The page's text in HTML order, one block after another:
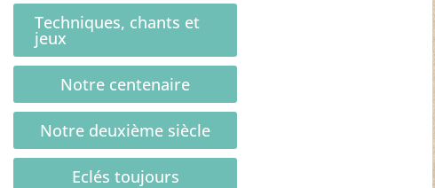
Techniques, chants et
jeux
Notre centenaire
Notre deuxième siècle
Eclés toujours